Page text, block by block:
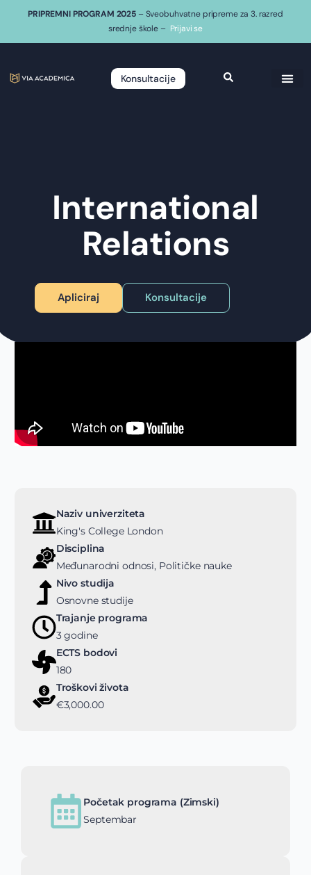
PRIPREMNI PROGRAM 2025 – Sveobuhvatne pripreme za 3. razred
srednje škole – Prijavi se
Konsultacije
International
Relations
Apliciraj Konsultacije
Naziv univerziteta
King's College London
Disciplina
Međunarodni odnosi, Političke nauke
Nivo studija
Osnovne studije
Trajanje programa
3 godine
ECTS bodovi
180
Troškovi života
€3,000.00
Početak programa (Zimski)
Septembar